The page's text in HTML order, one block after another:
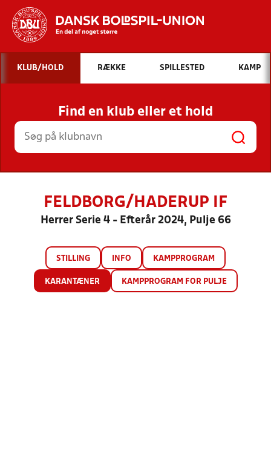
Hvad vil du søge efter?
INDHOLD OG NYHEDER
STILLINGER, RESULTATER, KLUBBER OG
HOLD
KLUB/HOLD RÆKKE SPILLESTED KAMP
Find en klub eller et hold
FELDBORG/HADERUP IF
Herrer Serie 4 - Efterår 2024, Pulje 66
STILLING INFO KAMPPROGRAM
KARANTÆNER KAMPPROGRAM FOR PULJE